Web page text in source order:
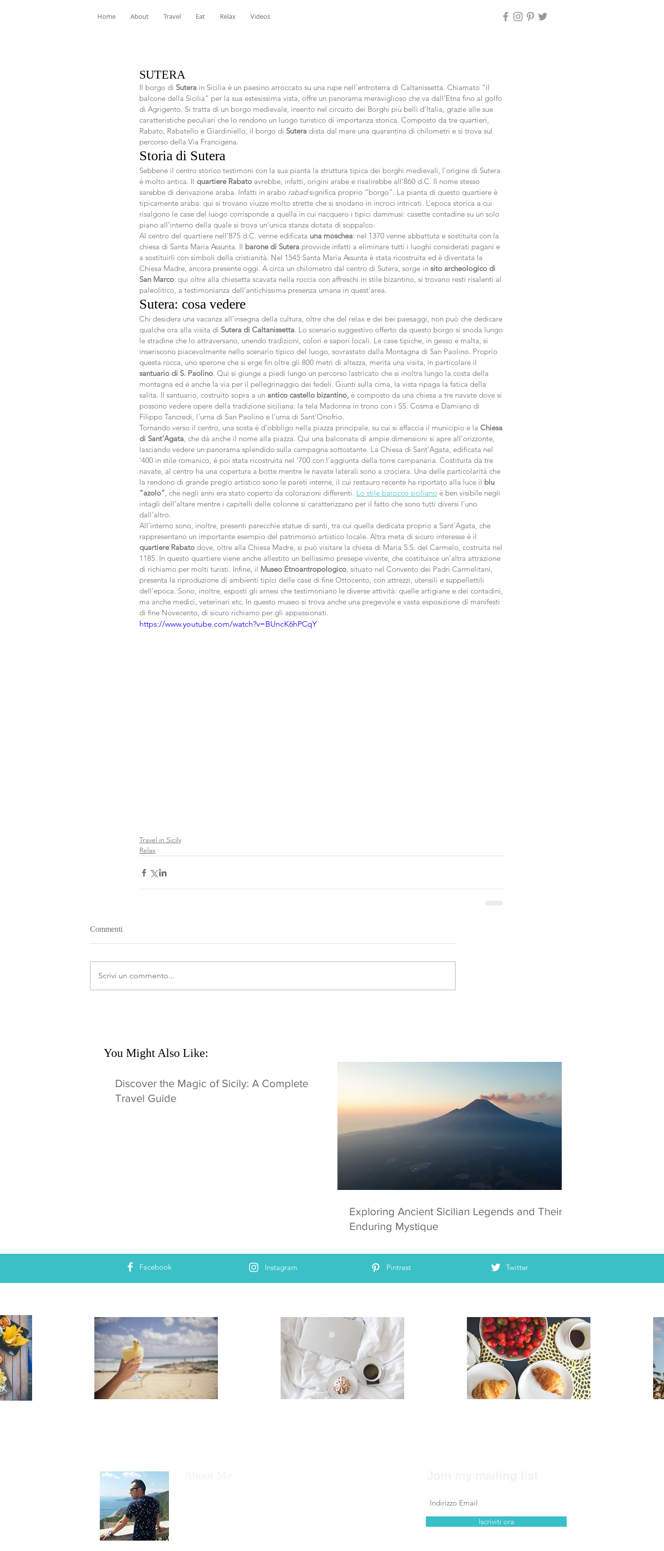
Home About Travel Eat Relax Videos
SUTERA
Il borgo di Sutera in Sicilia è un paesino arroccato su una rupe nell’entroterra di Caltanissetta. Chiamato “il
balcone della Sicilia” per la sua estesissima vista, offre un panorama meraviglioso che va dall’Etna fino al golfo
di Agrigento. Si tratta di un borgo medievale, inserito nel circuito dei Borghi più belli d’Italia, grazie alle sue
caratteristiche peculiari che lo rendono un luogo turistico di importanza storica. Composto da tre quartieri,
Rabato, Rabatello e Giardiniello, il borgo di Sutera dista dal mare una quarantina di chilometri e si trova sul
percorso della Via Francigena.
Storia di Sutera
Sebbene il centro storico testimoni con la sua pianta la struttura tipica dei borghi medievali, l’origine di Sutera
è molto antica. Il quartiere Rabato avrebbe, infatti, origini arabe e risalirebbe all’860 d.C. Il nome stesso
sarebbe di derivazione araba. Infatti in arabo rabad significa proprio “borgo”. La pianta di questo quartiere è
tipicamente araba: qui si trovano viuzze molto strette che si snodano in incroci intricati. L’epoca storica a cui
risalgono le case del luogo corrisponde a quella in cui nacquero i tipici dammusi: casette contadine su un solo
piano all’interno della quale si trova un’unica stanza dotata di soppalco.
Al centro del quartiere nell’875 d.C. venne edificata una moschea: nel 1370 venne abbattuta e sostituita con la
chiesa di Santa Maria Assunta. Il barone di Sutera provvide infatti a eliminare tutti i luoghi considerati pagani e
a sostituirli con simboli della cristianità. Nel 1545 Santa Maria Assunta è stata ricostruita ed è diventata la
Chiesa Madre, ancora presente oggi. A circa un chilometro dal centro di Sutera, sorge in sito archeologico di
San Marco: qui oltre alla chiesetta scavata nella roccia con affreschi in stile bizantino, si trovano resti risalenti al
paleolitico, a testimonianza dell’antichissima presenza umana in quest’area.
Sutera: cosa vedere
Chi desidera una vacanza all’insegna della cultura, oltre che del relax e dei bei paesaggi, non può che dedicare
qualche ora alla visita di Sutera di Caltanissetta. Lo scenario suggestivo offerto da questo borgo si snoda lungo
le stradine che lo attraversano, unendo tradizioni, colori e sapori locali. Le case tipiche, in gesso e malta, si
inseriscono piacevolmente nello scenario tipico del luogo, sovrastato dalla Montagna di San Paolino. Proprio
questa rocca, uno sperone che si erge fin oltre gli 800 metri di altezza, merita una visita, in particolare il
santuario di S. Paolino. Qui si giunge a piedi lungo un percorso lastricato che si inoltra lungo la costa della
montagna ed è anche la via per il pellegrinaggio dei fedeli. Giunti sulla cima, la vista ripaga la fatica della
salita. Il santuario, costruito sopra a un antico castello bizantino, è composto da una chiesa a tre navate dove si
possono vedere opere della tradizione siciliana: la tela Madonna in trono con i SS. Cosma e Damiano di
Filippo Tancredi, l’urna di San Paolino e l’urna di Sant’Onofrio.
Tornando verso il centro, una sosta è d’obbligo nella piazza principale, su cui si affaccia il municipio e la Chiesa
di Sant’Agata, che dà anche il nome alla piazza. Qui una balconata di ampie dimensioni si apre all’orizzonte,
lasciando vedere un panorama splendido sulla campagna sottostante. La Chiesa di Sant’Agata, edificata nel
‘400 in stile romanico, è poi stata ricostruita nel ‘700 con l’aggiunta della torre campanaria. Costituita da tre
navate, al centro ha una copertura a botte mentre le navate laterali sono a crociera. Una delle particolarità che
la rendono di grande pregio artistico sono le pareti interne, il cui restauro recente ha riportato alla luce il blu
“azolo”, che negli anni era stato coperto da colorazioni differenti. Lo stile barocco siciliano è ben visibile negli
intagli dell’altare mentre i capitelli delle colonne si caratterizzano per il fatto che sono tutti diversi l’uno
dall’altro.
All’interno sono, inoltre, presenti parecchie statue di santi, tra cui quella dedicata proprio a Sant’Agata, che
rappresentano un importante esempio del patrimonio artistico locale. Altra meta di sicuro interesse è il
quartiere Rabato dove, oltre alla Chiesa Madre, si può visitare la chiesa di Maria S.S. del Carmelo, costruita nel
1185. In questo quartiere viene anche allestito un bellissimo presepe vivente, che costituisce un’altra attrazione
di richiamo per molti turisti. Infine, il Museo Etnoantropologico, situato nel Convento dei Padri Carmelitani,
presenta la riproduzione di ambienti tipici delle case di fine Ottocento, con attrezzi, utensili e suppellettili
dell’epoca. Sono, inoltre, esposti gli arnesi che testimoniano le diverse attività: quelle artigiane e dei contadini,
ma anche medici, veterinari etc. In questo museo si trova anche una pregevole e vasta esposizione di manifesti
di fine Novecento, di sicuro richiamo per gli appassionati.
https://www.youtube.com/watch?v=BUncK6hPCqY
Travel in Sicily
Relax
Commenti
Scrivi un commento...
You Might Also Like:
Discover the Magic of Sicily: A Complete
Travel Guide
Exploring Ancient Sicilian Legends and Their
Enduring Mystique
Facebook Instagram Pintrest Twitter
Iscriviti ora